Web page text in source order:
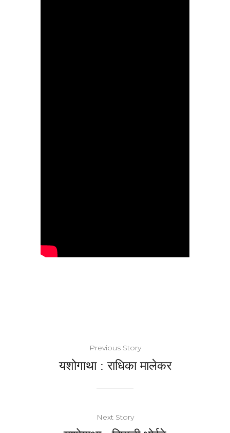
Previous Story
यशोगाथा : राधिका मालेकर
Next Story